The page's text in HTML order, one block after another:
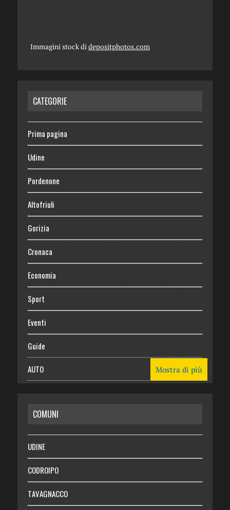
Immagini stock di depositphotos.com
CATEGORIE
Prima pagina
Udine
Pordenone
Altofriuli
Gorizia
Cronaca
Economia
Sport
Eventi
Guide
AUTO
RISPARMIO
SALUTE
Necrologie
Chi siamo
Mostra di più
COMUNI
UDINE
CODROIPO
TAVAGNACCO